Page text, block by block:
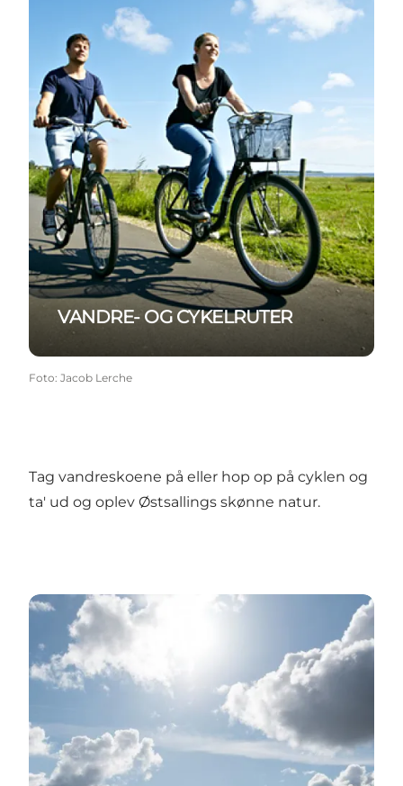
VANDRE- OG CYKELRUTER
Foto: Jacob Lerche
Tag vandreskoene på eller hop op på cyklen og
ta' ud og oplev Østsallings skønne natur.
BADESTRANDE